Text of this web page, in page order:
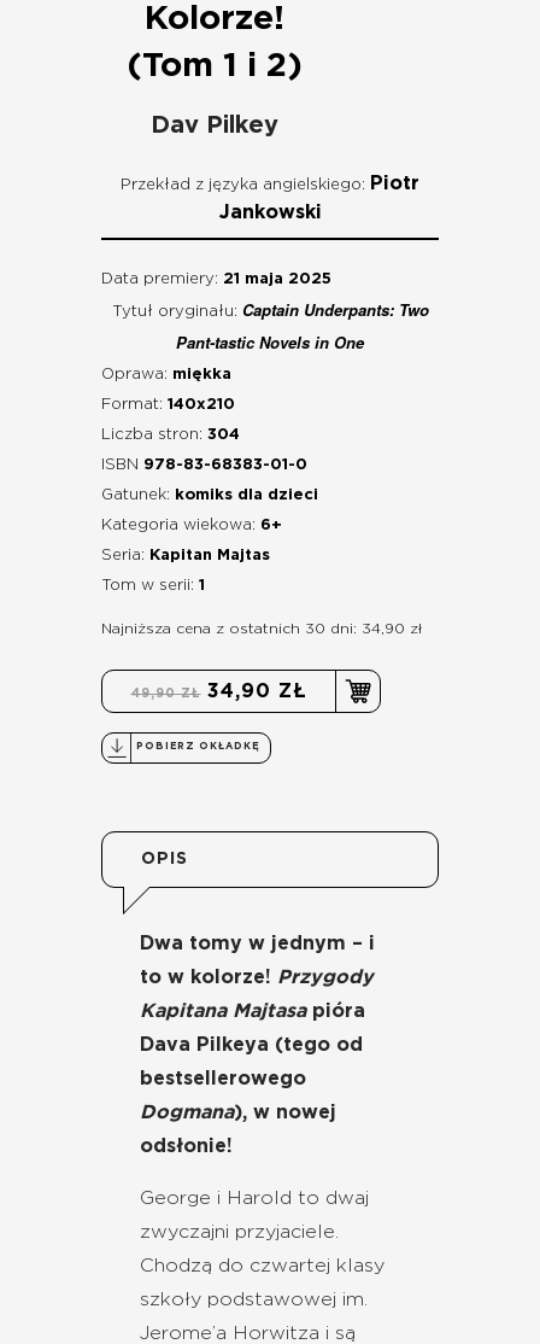
Kolorze!
(Tom 1 i 2)
Dav Pilkey
Przekład z języka angielskiego:
Piotr
Jankowski
Data premiery: 21 maja 2025
Tytuł oryginału: Captain Underpants: Two
Pant-tastic Novels in One
Oprawa: miękka
Format: 140x210
Liczba stron: 304
ISBN 978-83-68383-01-0
Gatunek:
komiks dla dzieci
Kategoria wiekowa: 6+
Seria:
Kapitan Majtas
Tom w serii: 1
Najniższa cena z ostatnich 30 dni: 34,90 zł
49,90 ZŁ 34,90 ZŁ
POBIERZ OKŁADKĘ
OPIS
Dwa tomy w jednym – i
to w kolorze! Przygody
Kapitana Majtasapióra
Dava Pilkeya (tego od
bestsellerowego
Dogmana), w nowej
odsłonie!
George i Harold to dwaj
zwyczajni przyjaciele.
Chodzą do czwartej klasy
szkoły podstawowej im.
Jerome’a Horwitza i są